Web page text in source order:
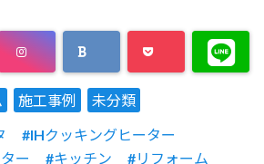
施工事例
未分類
IHクッキングヒーター
ー キッチン
リフォーム